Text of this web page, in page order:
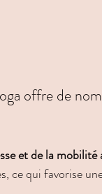
offre de
et de la
ce qui favorise